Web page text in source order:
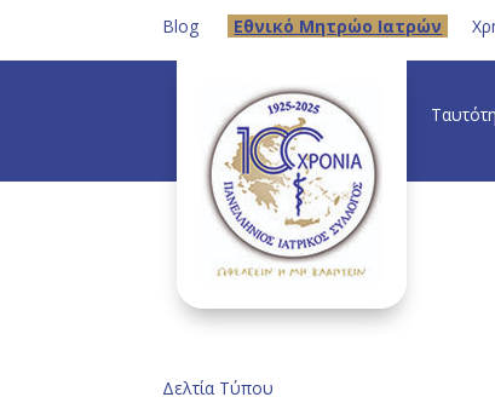
Blog Eθνικό Μητρώο Ιατρών
Δελτία Τύπου